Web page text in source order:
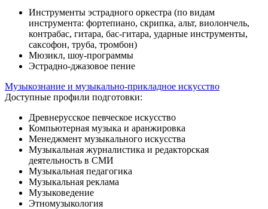
Инструменты эстрадного оркестра (по видам
инструмента: фортепиано, скрипка, альт, виолончель,
контрабас, гитара, бас-гитара, ударные инструменты,
саксофон, труба, тромбон)
Мюзикл, шоу-программы
Эстрадно-джазовое пение
Музыкознание и музыкально-прикладное искусство
Доступные профили подготовки:
Древнерусское певческое искусство
Компьютерная музыка и аранжировка
Менеджмент музыкального искусства
Музыкальная журналистика и редакторская
деятельность в СМИ
Музыкальная педагогика
Музыкальная реклама
Музыковедение
Этномузыкология